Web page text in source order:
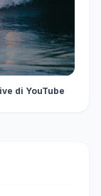
di YouTube